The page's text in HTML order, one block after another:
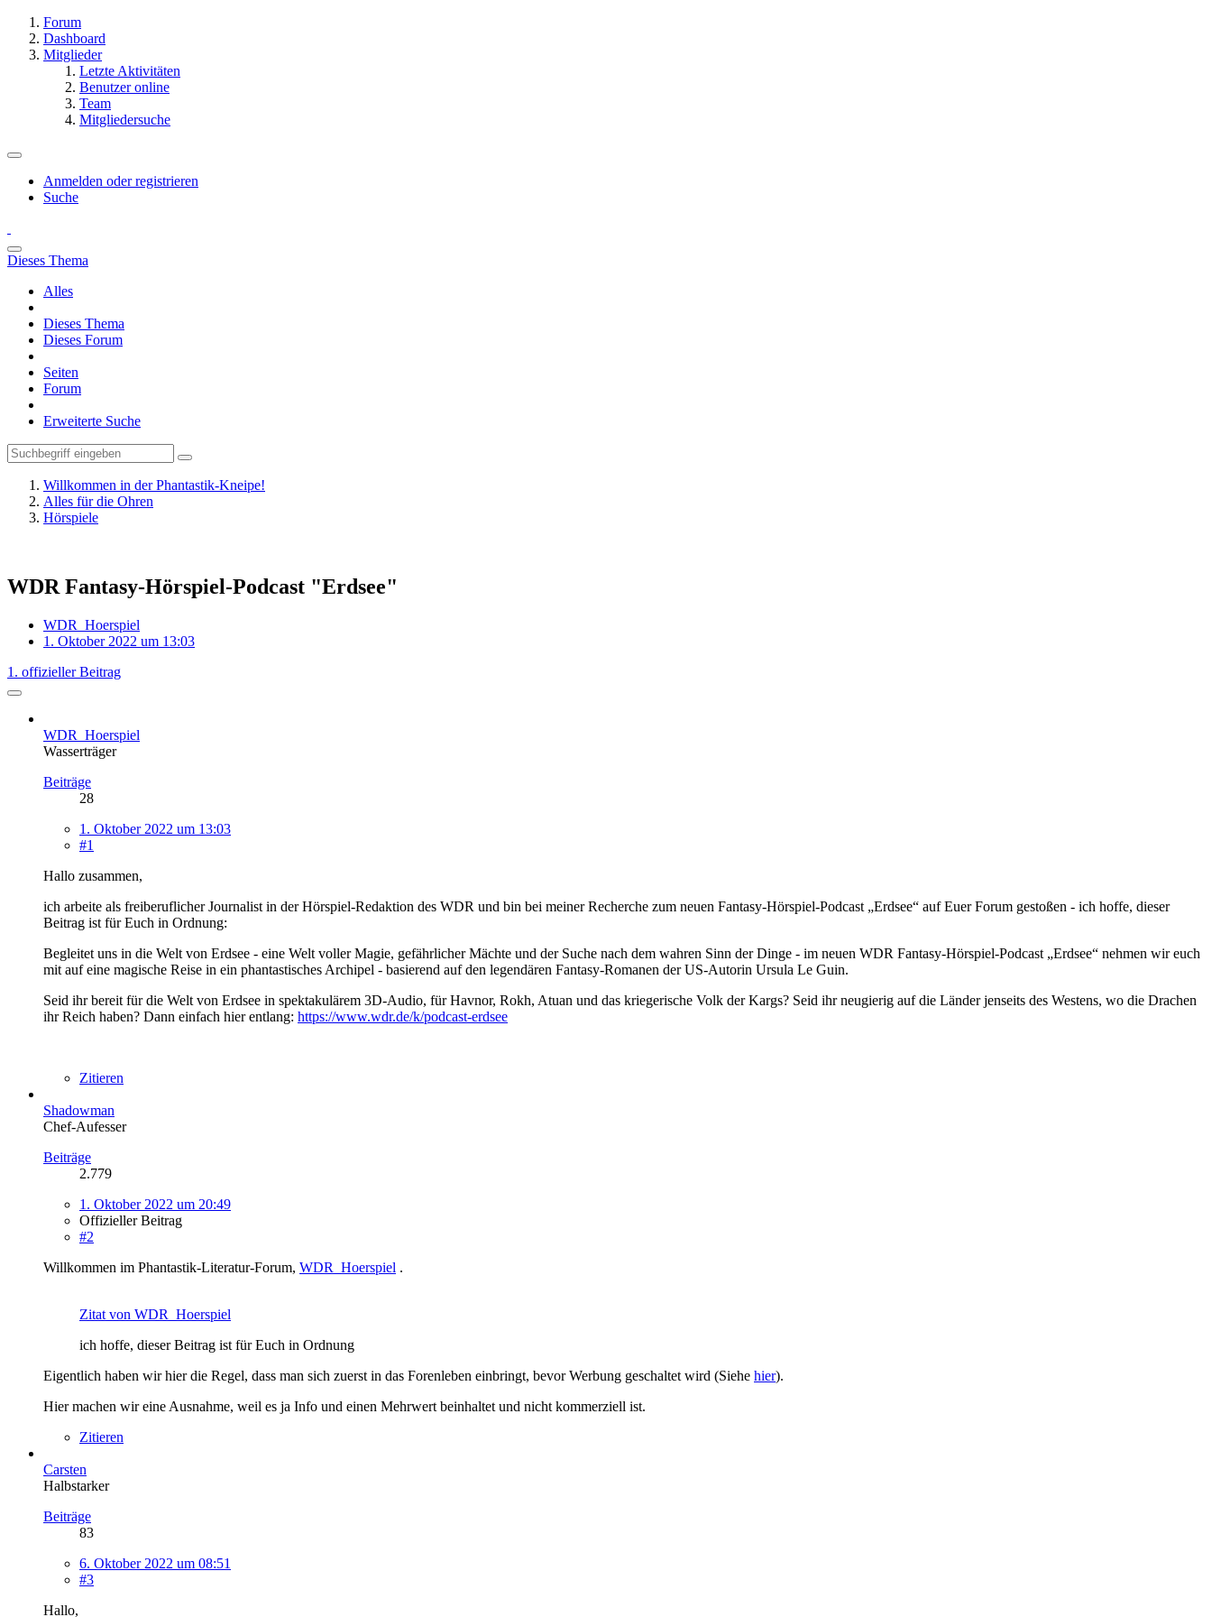
Forum
Dashboard
Mitglieder
Letzte Aktivitäten
Benutzer online
Team
Mitgliedersuche
Anmelden oder registrieren
Suche
Dieses Thema
Alles
Dieses Thema
Dieses Forum
Seiten
Forum
Erweiterte Suche
Willkommen in der Phantastik-Kneipe!
Alles für die Ohren
Hörspiele
WDR Fantasy-Hörspiel-Podcast "Erdsee"
WDR_Hoerspiel
1. Oktober 2022 um 13:03
1. offizieller Beitrag
WDR_Hoerspiel
Wasserträger
Beiträge
28
1. Oktober 2022 um 13:03
#1
Hallo zusammen,
ich arbeite als freiberuflicher Journalist in der Hörspiel-Redaktion des WDR und bin bei meiner Recherche zum neuen Fantasy-Hörspiel-Podcast „Erdsee“ auf Euer Forum gestoßen - ich hoffe, dieser
Beitrag ist für Euch in Ordnung:
Begleitet uns in die Welt von Erdsee - eine Welt voller Magie, gefährlicher Mächte und der Suche nach dem wahren Sinn der Dinge - im neuen WDR Fantasy-Hörspiel-Podcast „Erdsee“ nehmen wir euch
mit auf eine magische Reise in ein phantastisches Archipel - basierend auf den legendären Fantasy-Romanen der US-Autorin Ursula Le Guin.
Seid ihr bereit für die Welt von Erdsee in spektakulärem 3D-Audio, für Havnor, Rokh, Atuan und das kriegerische Volk der Kargs? Seid ihr neugierig auf die Länder jenseits des Westens, wo die Drachen
ihr Reich haben? Dann einfach hier entlang: https://www.wdr.de/k/podcast-erdsee
Zitieren
Shadowman
Chef-Aufesser
Beiträge
2.779
1. Oktober 2022 um 20:49
Offizieller Beitrag
#2
Willkommen im Phantastik-Literatur-Forum, WDR_Hoerspiel .
Zitat von WDR_Hoerspiel
ich hoffe, dieser Beitrag ist für Euch in Ordnung
Eigentlich haben wir hier die Regel, dass man sich zuerst in das Forenleben einbringt, bevor Werbung geschaltet wird (Siehe hier).
Hier machen wir eine Ausnahme, weil es ja Info und einen Mehrwert beinhaltet und nicht kommerziell ist.
Zitieren
Carsten
Halbstarker
Beiträge
83
6. Oktober 2022 um 08:51
#3
Hallo,